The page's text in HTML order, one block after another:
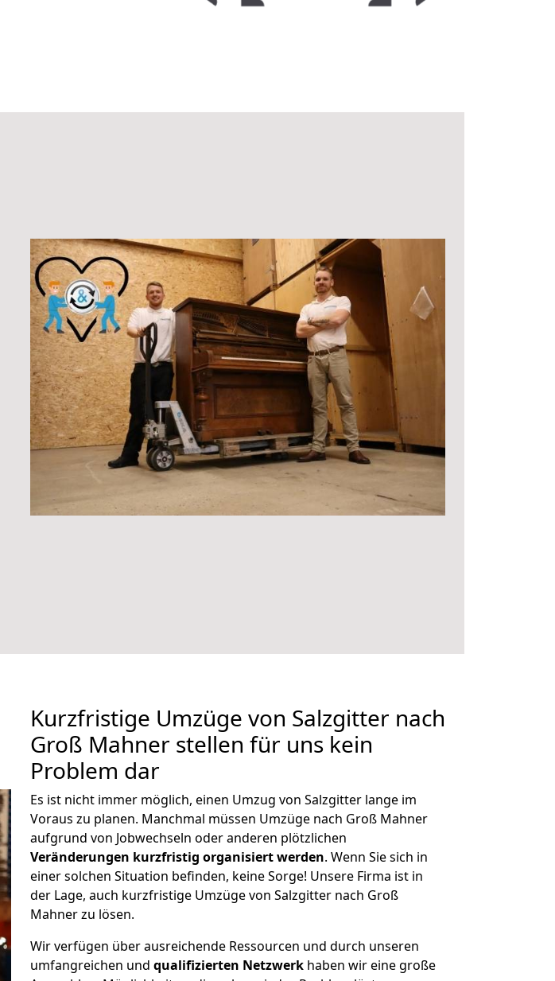
Kurzfristige Umzüge von Salzgitter nach
Groß Mahner stellen für uns kein
Problem dar
Es ist nicht immer möglich, einen Umzug von Salzgitter lange im
Voraus zu planen. Manchmal müssen Umzüge nach Groß Mahner
aufgrund von Jobwechseln oder anderen plötzlichen
Veränderungen kurzfristig organisiert werden. Wenn Sie sich in
einer solchen Situation befinden, keine Sorge! Unsere Firma ist in
der Lage, auch kurzfristige Umzüge von Salzgitter nach Groß
Mahner zu lösen.
Wir verfügen über ausreichende Ressourcen und durch unseren
umfangreichen und qualifizierten Netzwerk haben wir eine große